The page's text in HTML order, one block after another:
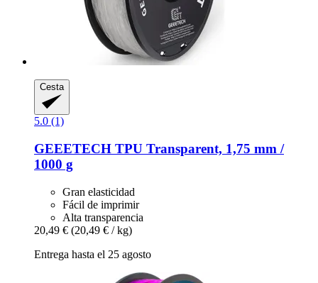
Cesta
5.0 (1)
GEEETECH TPU Transparent, 1,75 mm /
1000 g
Gran elasticidad
Fácil de imprimir
Alta transparencia
20,49 € (20,49 € / kg)
Entrega hasta el 25 agosto